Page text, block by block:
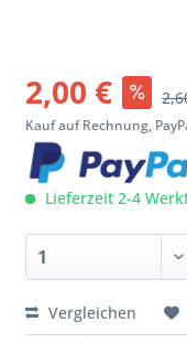
2,00 €
Kauf auf Rechnung,
Lieferzeit 2-4
Vergleichen